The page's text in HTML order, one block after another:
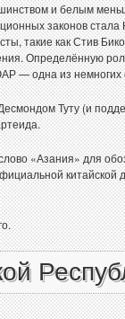
и белым
законов
такие как Стив
Определённую
— одна из
Туту (и
«Азания» для
китайской